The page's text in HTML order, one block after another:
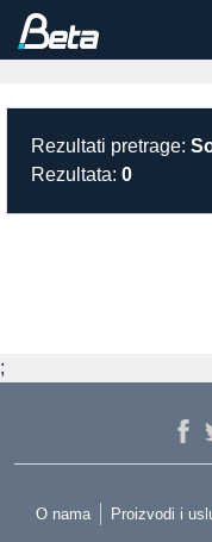
Rezultati pretrage:
Rezultata: 0
;
O nama Proizvodi i